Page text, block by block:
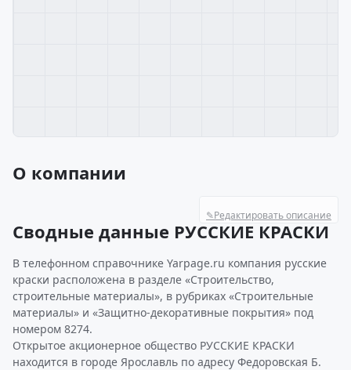
О компании
✎Редактировать описание
Сводные данные РУССКИЕ КРАСКИ
В телефонном справочнике Yarpage.ru компания русские
краски расположена в разделе «Строительство,
строительные материалы», в рубриках «Строительные
материалы» и «Защитно-декоративные покрытия» под
номером 8274.
Открытое акционерное общество РУССКИЕ КРАСКИ
находится в городе Ярославль по адресу Федоровская Б.